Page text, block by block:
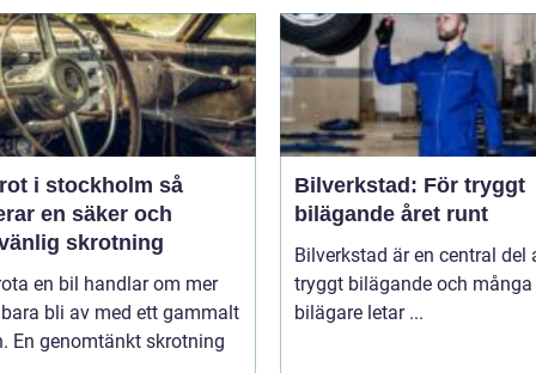
i stockholm så
en säker och
skrotning
en bil handlar om mer
bli av med ett gammalt
En genomtänkt skrotning
Bilverkstad: För tryggt
bilägande året runt
Bilverkstad är en central del
tryggt bilägande och många
bilägare letar ...